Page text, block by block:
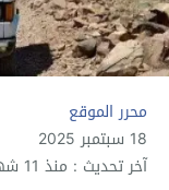
محرر الموقع
18 سبتمبر 2025
آخر تحديث : منذ 11 شهر